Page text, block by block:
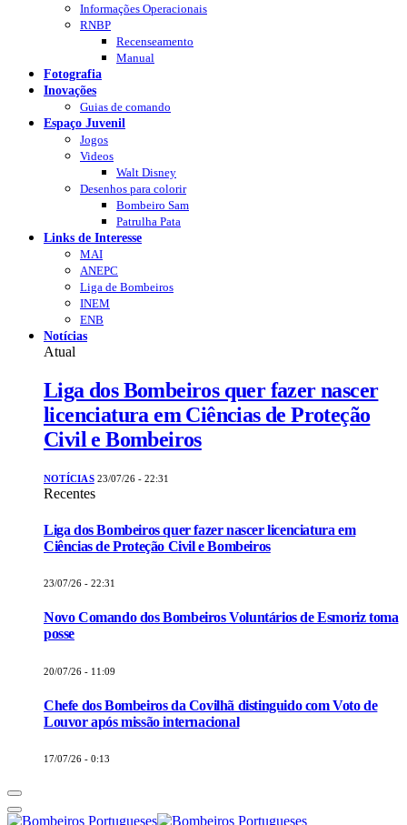
Informações Operacionais
RNBP
Recenseamento
Manual
Fotografia
Inovações
Guias de comando
Espaço Juvenil
Jogos
Videos
Walt Disney
Desenhos para colorir
Bombeiro Sam
Patrulha Pata
Links de Interesse
MAI
ANEPC
Liga de Bombeiros
INEM
ENB
Notícias
Atual
Liga dos Bombeiros quer fazer nascer
licenciatura em Ciências de Proteção
Civil e Bombeiros
NOTÍCIAS 23/07/26 - 22:31
Recentes
Liga dos Bombeiros quer fazer nascer licenciatura em
Ciências de Proteção Civil e Bombeiros
23/07/26 - 22:31
Novo Comando dos Bombeiros Voluntários de Esmoriz toma
posse
20/07/26 - 11:09
Chefe dos Bombeiros da Covilhã distinguido com Voto de
Louvor após missão internacional
17/07/26 - 0:13